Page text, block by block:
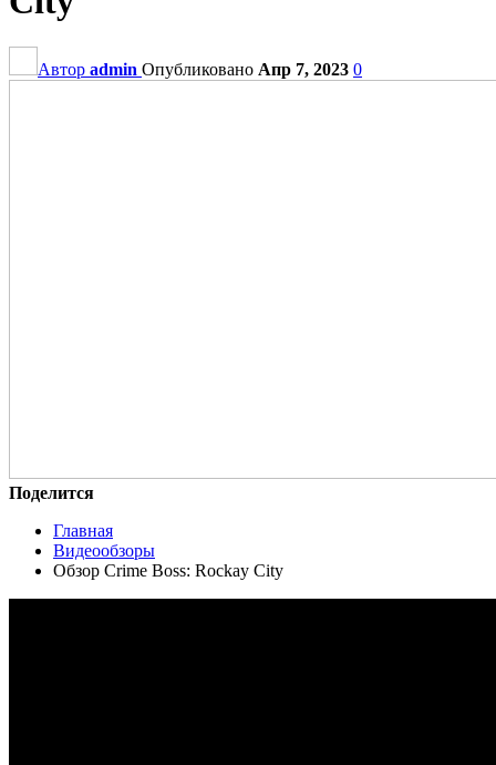
Автор admin Опубликовано Апр 7, 2023 0
Поделится
Главная
Видеообзоры
Обзор Crime Boss: Rockay City